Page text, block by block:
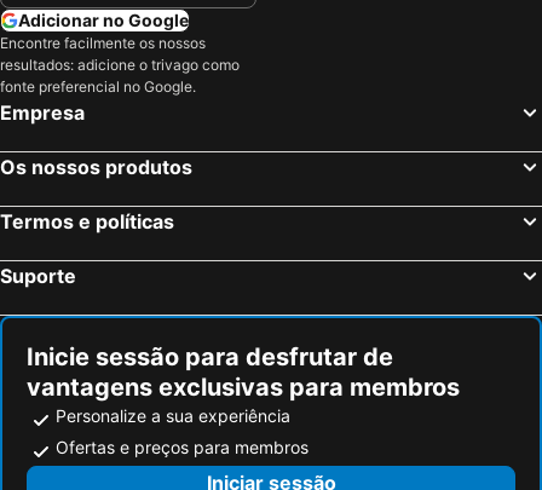
Adicionar no Google
Encontre facilmente os nossos
resultados: adicione o trivago como
fonte preferencial no Google.
Empresa
Os nossos produtos
Termos e políticas
Suporte
Inicie sessão para desfrutar de
vantagens exclusivas para membros
Personalize a sua experiência
Ofertas e preços para membros
Iniciar sessão